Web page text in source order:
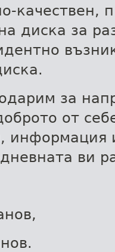
диска за
за
от
ви